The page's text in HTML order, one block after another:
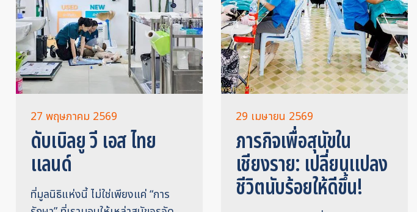
27 พฤษภาคม 2569
ดับเบิลยู วี เอส ไทย
แลนด์
ที่มูลนิธิแห่งนี้ ไม่ใช่เพียงแค่ “การ
29 เมษายน 2569
ภารกิจเพื่อสุนัขใน
เชียงราย: เปลี่ยนแปลง
ชีวิตนับร้อยให้ดีขึ้น!